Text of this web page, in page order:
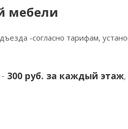
мебели
-согласно тарифам,
300 руб. за каждый этаж